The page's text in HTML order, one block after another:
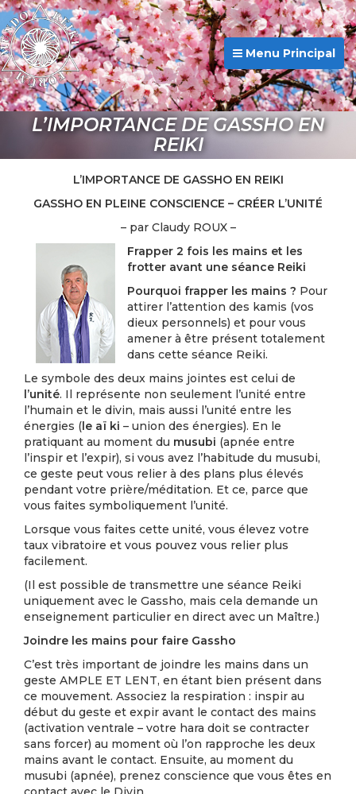
Menu Principal
L’IMPORTANCE DE GASSHO EN
REIKI
L’IMPORTANCE DE GASSHO EN REIKI
GASSHO EN PLEINE CONSCIENCE – CRÉER L’UNITÉ
– par Claudy ROUX –
Frapper 2 fois les mains et les
frotter avant une séance Reiki
Pourquoi frapper les mains ? Pour
attirer l’attention des kamis (vos
dieux personnels) et pour vous
amener à être présent totalement
dans cette séance Reiki.
Le symbole des deux mains jointes est celui de
l’unité. Il représente non seulement l’unité entre
l’humain et le divin, mais aussi l’unité entre les
énergies (le aï ki – union des énergies). En le
pratiquant au moment du musubi (apnée entre
l’inspir et l’expir), si vous avez l’habitude du musubi,
ce geste peut vous relier à des plans plus élevés
pendant votre prière/méditation. Et ce, parce que
vous faites symboliquement l’unité.
Lorsque vous faites cette unité, vous élevez votre
taux vibratoire et vous pouvez vous relier plus
facilement.
(Il est possible de transmettre une séance Reiki
uniquement avec le Gassho, mais cela demande un
enseignement particulier en direct avec un Maître.)
Joindre les mains pour faire Gassho
C’est très important de joindre les mains dans un
geste AMPLE ET LENT, en étant bien présent dans
ce mouvement. Associez la respiration : inspir au
début du geste et expir avant le contact des mains
(activation ventrale – votre hara doit se contracter
sans forcer) au moment où l’on rapproche les deux
mains avant le contact. Ensuite, au moment du
musubi (apnée), prenez conscience que vous êtes en